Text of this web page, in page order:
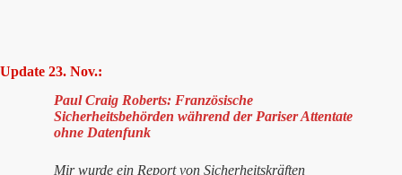
Update 23. Nov.:
Paul Craig Roberts: Französische
Sicherheitsbehörden während der Pariser Attentate
ohne Datenfunk
Mir wurde ein Report von Sicherheitskräften